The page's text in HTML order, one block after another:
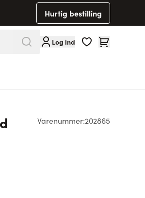
Hurtig bestilling
Log ind Cart
Varenummer:202865